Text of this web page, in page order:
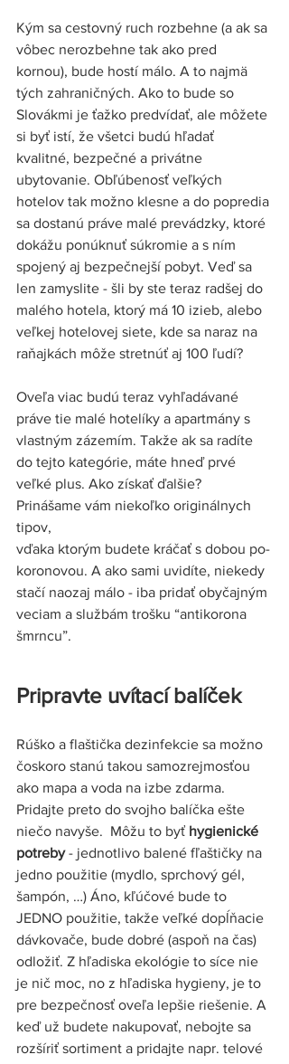
Kým sa cestovný ruch rozbehne (a ak sa
vôbec nerozbehne tak ako pred
kornou), bude hostí málo. A to najmä
tých zahraničných. Ako to bude so
Slovákmi je ťažko predvídať, ale môžete
si byť istí, že všetci budú hľadať
kvalitné, bezpečné a privátne
ubytovanie. Obľúbenosť veľkých
hotelov tak možno klesne a do popredia
sa dostanú práve malé prevádzky, ktoré
dokážu ponúknuť súkromie a s ním
spojený aj bezpečnejší pobyt. Veď sa
len zamyslite - šli by ste teraz radšej do
malého hotela, ktorý má 10 izieb, alebo
veľkej hotelovej siete, kde sa naraz na
raňajkách môže stretnúť aj 100 ľudí?
Oveľa viac budú teraz vyhľadávané
práve tie malé hotelíky a apartmány s
vlastným zázemím. Takže ak sa radíte
do tejto kategórie, máte hneď prvé
veľké plus. Ako získať ďalšie?
Prinášame vám niekoľko originálnych
tipov,
vďaka ktorým budete kráčať s dobou po-
koronovou. A ako sami uvidíte, niekedy
stačí naozaj málo - iba pridať obyčajným
veciam a službám trošku “antikorona
šmrncu”.
Pripravte uvítací balíček
Rúško a flaštička dezinfekcie sa možno
čoskoro stanú takou samozrejmosťou
ako mapa a voda na izbe zdarma.
Pridajte preto do svojho balíčka ešte
niečo navyše.  Môžu to byť hygienické
potreby - jednotlivo balené fľaštičky na
jedno použitie (mydlo, sprchový gél,
šampón, …) Áno, kľúčové bude to
JEDNO použitie, takže veľké dopĺňacie
dávkovače, bude dobré (aspoň na čas)
odložiť. Z hľadiska ekológie to síce nie
je nič moc, no z hľadiska hygieny, je to
pre bezpečnosť oveľa lepšie riešenie. A
keď už budete nakupovať, nebojte sa
rozšíriť sortiment a pridajte napr. telové